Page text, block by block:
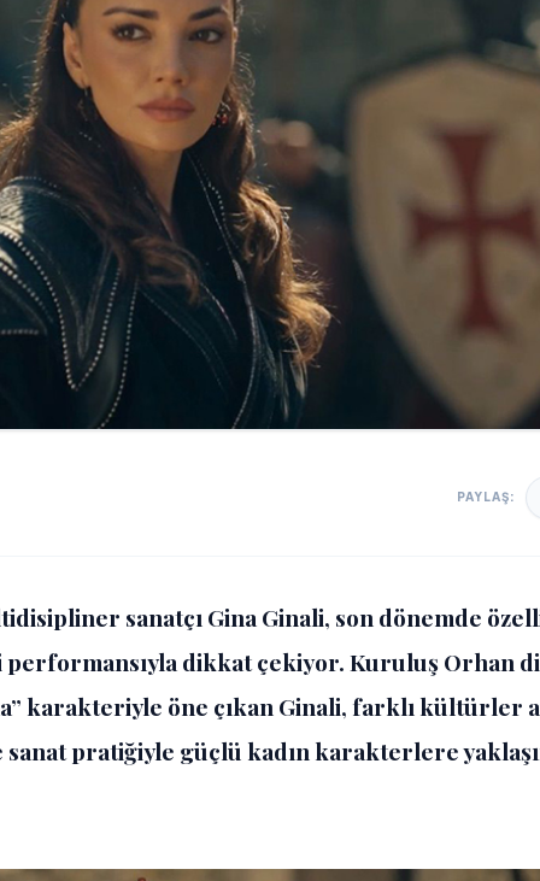
PAYLAŞ:
sanatçı Gina Ginali, son dönemde
performansıyla dikkat çekiyor. Kuruluş Orhan
karakteriyle öne çıkan Ginali, farklı kültürler
pratiğiyle güçlü kadın karakterlere